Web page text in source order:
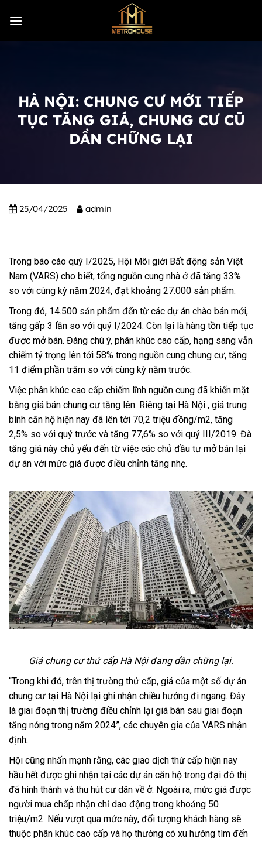
HÀ NỘI: CHUNG CƯ MỚI TIẾP
TỤC TĂNG GIÁ, CHUNG CƯ CŨ
DẦN CHỮNG LẠI
25/04/2025 admin
Trong báo cáo quý I/2025, Hội Môi giới Bất động sản Việt
Nam (VARS) cho biết, tổng nguồn cung nhà ở đã tăng 33%
so với cùng kỳ năm 2024, đạt khoảng 27.000 sản phẩm.
Trong đó, 14.500 sản phẩm đến từ các dự án chào bán mới,
tăng gấp 3 lần so với quý I/2024. Còn lại là hàng tồn tiếp tục
được mở bán. Đáng chú ý, phân khúc cao cấp, hạng sang vẫn
chiếm tỷ trọng lên tới 58% trong nguồn cung chung cư, tăng
11 điểm phần trăm so với cùng kỳ năm trước.
Việc phân khúc cao cấp chiếm lĩnh nguồn cung đã khiến mặt
bằng giá bán chung cư tăng lên. Riêng tại Hà Nội , giá trung
bình căn hộ hiện nay đã lên tới 70,2 triệu đồng/m2, tăng
2,5% so với quý trước và tăng 77,6% so với quý III/2019. Đà
tăng giá này chủ yếu đến từ việc các chủ đầu tư mở bán lại
dự án với mức giá được điều chỉnh tăng nhẹ.
Giá chung cư thứ cấp Hà Nội đang dần chững lại.
“Trong khi đó, trên thị trường thứ cấp, giá của một số dự án
chung cư tại Hà Nội lại ghi nhận chiều hướng đi ngang. Đây
là giai đoạn thị trường điều chỉnh lại giá bán sau giai đoạn
tăng nóng trong năm 2024”, các chuyên gia của VARS nhận
định.
Hội cũng nhấn mạnh rằng, các giao dịch thứ cấp hiện nay
hầu hết được ghi nhận tại các dự án căn hộ trong đại đô thị
đã hình thành và thu hút cư dân về ở. Ngoài ra, mức giá được
người mua chấp nhận chỉ dao động trong khoảng 50
triệu/m2. Nếu vượt qua mức này, đối tượng khách hàng sẽ
thuộc phân khúc cao cấp và họ thường có xu hướng tìm đến